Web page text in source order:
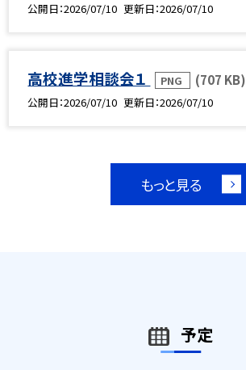
公開日 2026/07/10 更新日 2026/07/10
高校進学相談会１ PNG (707 KB)
公開日 2026/07/10 更新日 2026/07/10
もっと見る
予定